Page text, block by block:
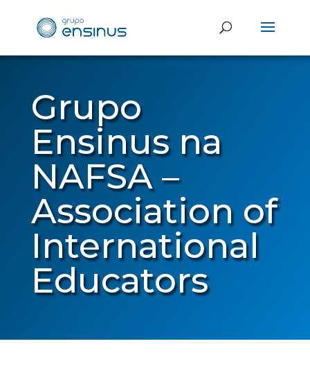
Grupo
Ensinus na
NAFSA –
Association of
International
Educators